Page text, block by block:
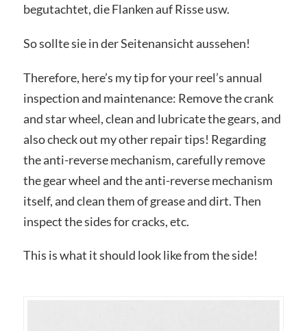
begutachtet, die Flanken auf Risse usw.
So sollte sie in der Seitenansicht aussehen!
Therefore, here’s my tip for your reel’s annual
inspection and maintenance: Remove the crank
and star wheel, clean and lubricate the gears, and
also check out my other repair tips! Regarding
the anti-reverse mechanism, carefully remove
the gear wheel and the anti-reverse mechanism
itself, and clean them of grease and dirt. Then
inspect the sides for cracks, etc.
This is what it should look like from the side!